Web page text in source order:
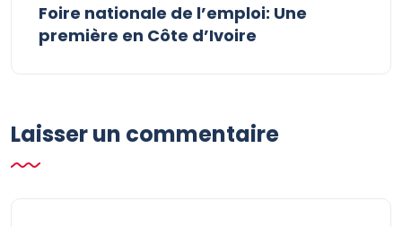
Foire nationale de l’emploi: Une
première en Côte d’Ivoire
Laisser un commentaire